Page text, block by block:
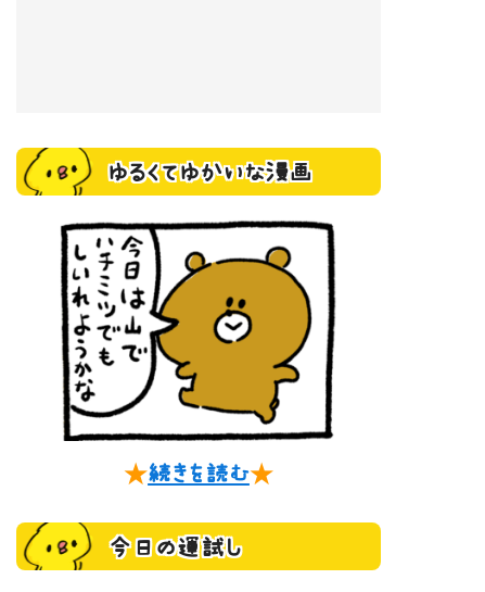
ゆるくてゆかいな漫画
★続きを読む★
今日の運試し